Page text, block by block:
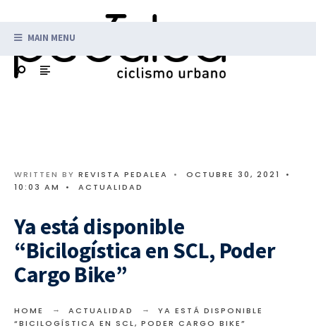
MAIN MENU
WRITTEN BY REVISTA PEDALEA • OCTUBRE 30, 2021
•
10:03 AM
• ACTUALIDAD
Ya está disponible
“Bicilogística en SCL, Poder
Cargo Bike”
HOME ACTUALIDAD
YA ESTÁ DISPONIBLE
“BICILOGÍSTICA EN SCL, PODER CARGO BIKE”